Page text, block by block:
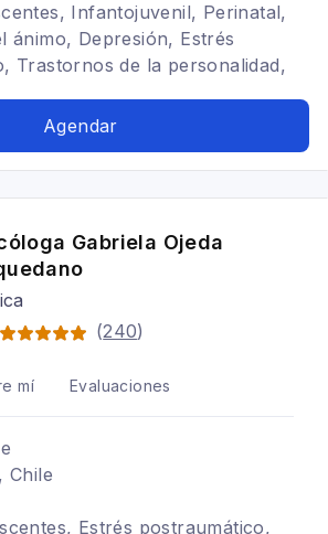
Infantojuvenil, Perinatal,
ánimo, Depresión, Estrés
Trastornos de la personalidad,
Agendar
Gabriela Ojeda
(240)
mí Evaluaciones
Chile
Estrés postraumático,